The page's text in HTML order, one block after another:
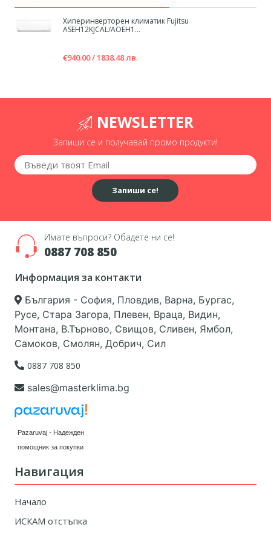
Хиперинверторен климатик Fujitsu
ASEH12KJCAL/AOEH1...
€940.00 / 1838.48 лв.
NEWSLETTER
Запиши се и получавай промо продукти!
Запиши се!
Имате въпроси? Обадете ни се!
0887 708 850
Информация за контакти
България - София, Пловдив, Варна, Бургас,
Русе, Стара Загора, Плевен, Враца, Видин,
Монтана, В.Търново, Свищов, Сливен, Ямбол,
Самоков, Смолян, Добрич, Сил
0887 708 850
sales@masterklima.bg
Pazaruvaj - Надежден
помощник за покупки
Навигация
Начало
ИСКАМ отстъпка